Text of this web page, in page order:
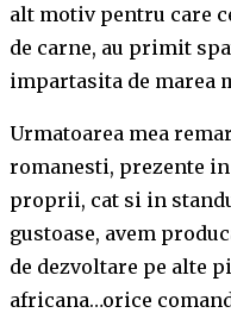
alt motiv pentru care
de carne, au primit
impartasita de marea
Urmatoarea mea
romanesti, prezente
proprii, cat si in
gustoase, avem
de dezvoltare pe alte
africana…orice